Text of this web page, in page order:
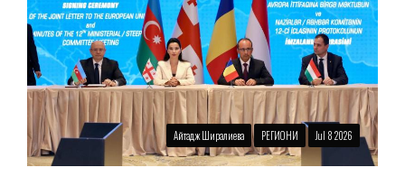
Айтадж Ширалиева РЕГИОНИ Jul 8 2026